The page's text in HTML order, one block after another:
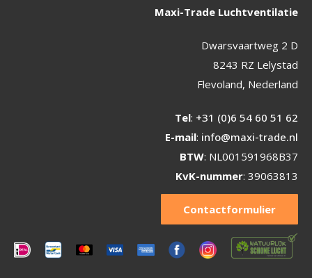
Maxi-Trade Luchtventilatie
Dwarsvaartweg 2 D
8243 RZ Lelystad
Flevoland, Nederland
Tel: +31 (0)6 54 60 51 62
E-mail: info@maxi-trade.nl
BTW: NL001591968B37
KvK-nummer: 39063813
Contactformulier